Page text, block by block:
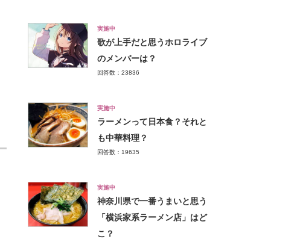
実施中
歌が上手だと思うホロライブ
のメンバーは？
回答数：23836
実施中
ラーメンって日本食？それと
も中華料理？
回答数：19635
実施中
神奈川県で一番うまいと思う
「横浜家系ラーメン店」はど
こ？